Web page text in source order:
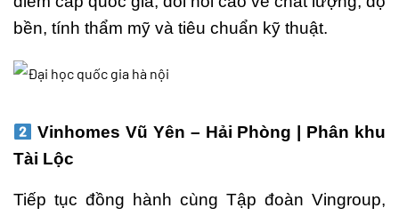
bền, tính thẩm mỹ và tiêu chuẩn kỹ thuật.
Vinhomes Vũ Yên – Hải Phòng | Phân khu
Tài Lộc
Tiếp tục đồng hành cùng Tập đoàn Vingroup,